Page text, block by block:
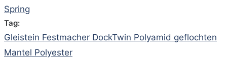
Spring
Tag:
Gleistein Festmacher DockTwin Polyamid geflochten
Mantel Polyester